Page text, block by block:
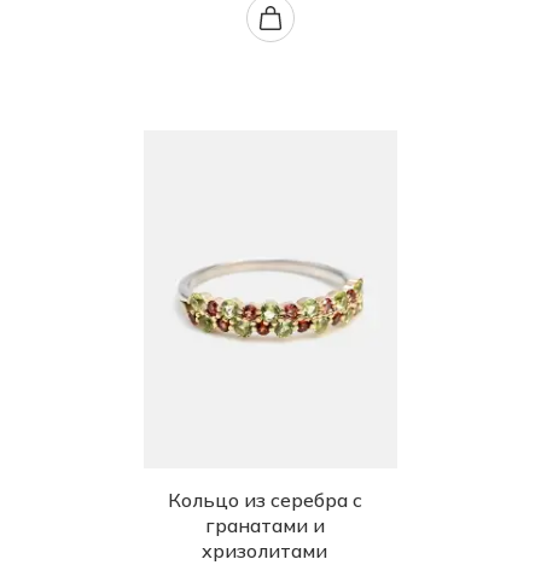
Кольцо из серебра с
гранатами и
хризолитами